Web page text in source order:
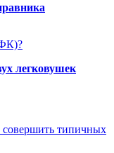
легковушек
совершить типичных